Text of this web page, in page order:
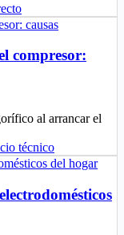
compresor:
al arrancar el
técnico